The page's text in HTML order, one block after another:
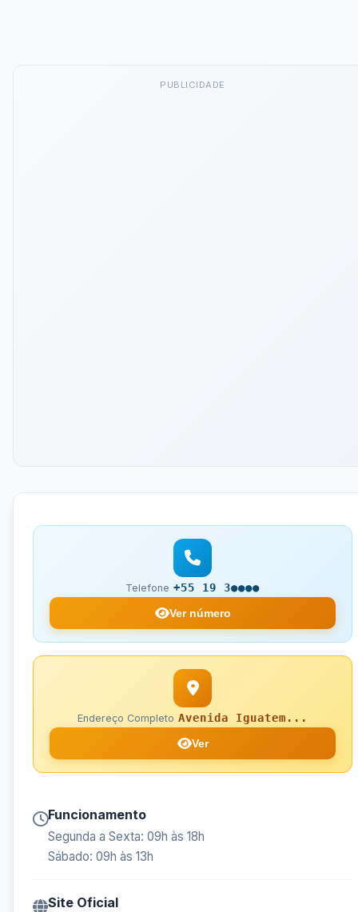
PUBLICIDADE
Telefone +55 19 3●●●●
Ver número
Endereço Completo Avenida Iguatem...
Ver
Funcionamento
Segunda a Sexta: 09h às 18h
Sábado: 09h às 13h
Site Oficial